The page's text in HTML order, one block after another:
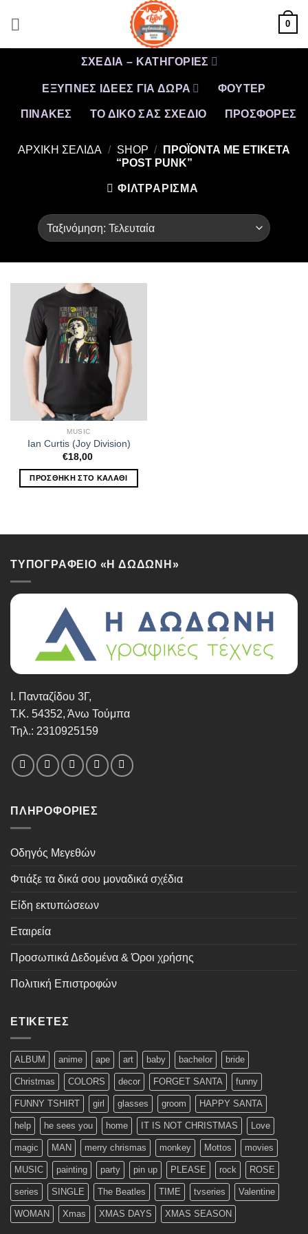
0
ΣΧΕΔΙΑ – ΚΑΤΗΓΟΡΙΕΣ
ΕΞΥΠΝΕΣ ΙΔΕΕΣ ΓΙΑ ΔΩΡΑ ΦΟΥΤΕΡ
ΠΙΝΑΚΕΣ ΤΟ ΔΙΚΟ ΣΑΣ ΣΧΕΔΙΟ ΠΡΟΣΦΟΡΈΣ
ΑΡΧΙΚΉ ΣΕΛΊΔΑ / SHOP /
ΠΡΟΪΌΝΤΑ ΜΕ ΕΤΙΚΈΤΑ
“POST PUNK”
ΦΙΛΤΡΆΡΙΣΜΑ
MUSIC
Ian Curtis (Joy Division)
€18,00
ΠΡΟΣΘΉΚΗ ΣΤΟ ΚΑΛΆΘΙ
ΤΥΠΟΓΡΑΦΕΙΟ «Η ΔΩΔΩΝΗ»
Ι. Πανταζίδου 3Γ,
Τ.Κ. 54352, Άνω Τούμπα
Τηλ.: 2310925159
ΠΛΗΡΟΦΟΡΊΕΣ
Οδηγός Μεγεθών
Φτιάξε τα δικά σου μοναδικά σχέδια
Είδη εκτυπώσεων
Εταιρεία
Προσωπικά Δεδομένα & Όροι χρήσης
Πολιτική Επιστροφών
ΕΤΙΚΈΤΕΣ
ALBUM anime ape art baby bachelor bride
Christmas COLORS decor FORGET SANTA funny
FUNNY TSHIRT girl glasses groom HAPPY SANTA
help he sees you home IT IS NOT CHRISTMAS Love
magic MAN merry chrismas monkey Mottos movies
MUSIC painting party pin up PLEASE rock ROSE
series SINGLE The Beatles TIME tvseries Valentine
WOMAN Xmas XMAS DAYS XMAS SEASON